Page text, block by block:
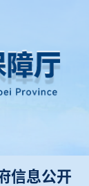
信息公开